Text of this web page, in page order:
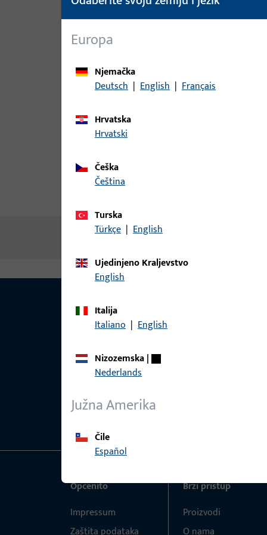
Nema dostupnog sadržaja
Europa
Njemačka
Deutsch | English | Français
Hrvatska
Hrvatski
Češka
čeština
Turska
Türkçe | English
Ujedinjeno Kraljevstvo
English
Italija
Italiano | English
Nizozemska|
Nederlands
Južna Amerika
Čile
Español
Općenito
Impressum
Zaštita podataka
Brzi pristup
Proizvodi
O nama